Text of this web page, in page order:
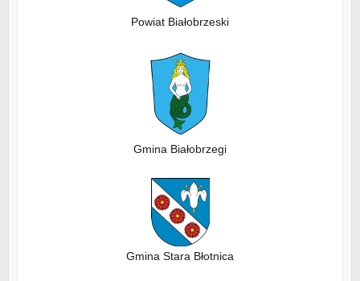
Powiat Białobrzeski
Gmina Białobrzegi
Gmina Stara Błotnica